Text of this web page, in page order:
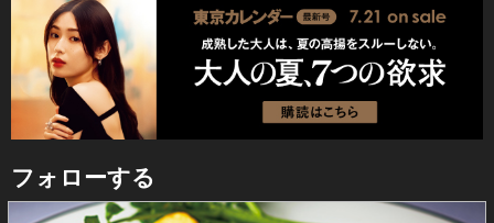
フォローする